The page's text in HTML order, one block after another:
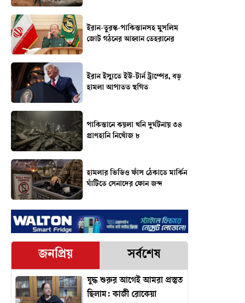
ইরান-তুরস্ক-পাকিস্তানসহ মুসলিম
জোট গঠনের আহ্বান তেহরানের
ইরান ইস্যুতে ইউ-টার্ন ট্রাম্পের, বড়
হামলা আপাতত স্থগিত
পাকিস্তানে কয়লা খনি দুর্ঘটনায় ৩৪
প্রাণহানি নিখোঁজ ৮
হামলার ভিডিও ফাঁস ঠেকাতে মার্কিন
ঘাঁটিতে সেনাদের ফোন জব্দ
জনপ্রিয় সর্বশেষ
যুদ্ধ শুরুর আগেই আমরা প্রস্তুত
ছিলাম: কাজী রোকেয়া